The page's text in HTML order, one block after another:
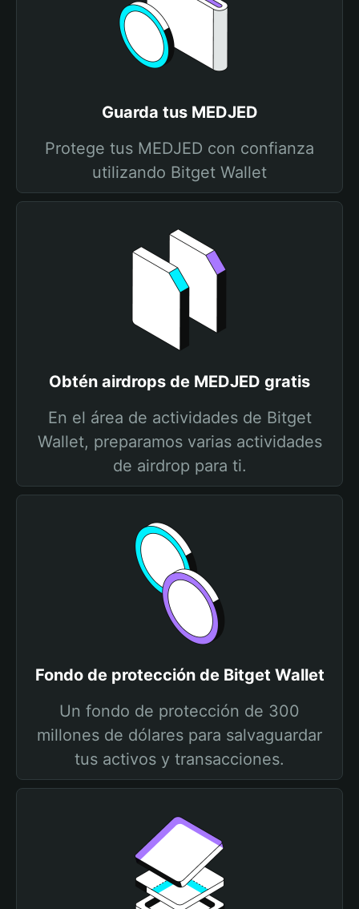
Guarda tus MEDJED
Protege tus MEDJED con confianza
utilizando Bitget Wallet
Obtén airdrops de MEDJED gratis
En el área de actividades de Bitget
Wallet, preparamos varias actividades
de airdrop para ti.
Fondo de protección de Bitget Wallet
Un fondo de protección de 300
millones de dólares para salvaguardar
tus activos y transacciones.